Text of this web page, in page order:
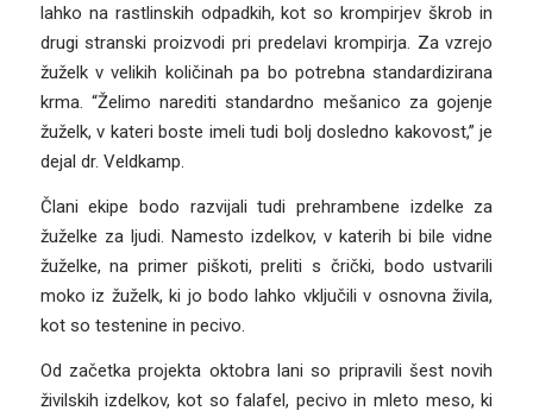
lahko na rastlinskih odpadkih, kot so krompirjev škrob in
drugi stranski proizvodi pri predelavi krompirja. Za vzrejo
žuželk v velikih količinah pa bo potrebna standardizirana
krma. “Želimo narediti standardno mešanico za gojenje
žuželk, v kateri boste imeli tudi bolj dosledno kakovost,” je
dejal dr. Veldkamp.
Člani ekipe bodo razvijali tudi prehrambene izdelke za
žuželke za ljudi. Namesto izdelkov, v katerih bi bile vidne
žuželke, na primer piškoti, preliti s črički, bodo ustvarili
moko iz žuželk, ki jo bodo lahko vključili v osnovna živila,
kot so testenine in pecivo.
Od začetka projekta oktobra lani so pripravili šest novih
živilskih izdelkov, kot so falafel, pecivo in mleto meso, ki